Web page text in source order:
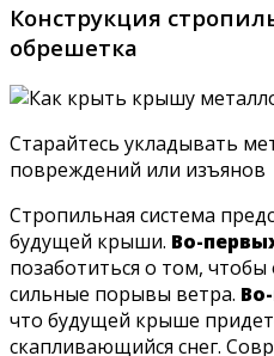
Конструкция
обрешетка
Старайтесь укладывать
повреждений или изъянов
Стропильная система
будущей крыши. Во-
позаботиться о том,
сильные порывы ветра.
что будущей крыше
скапливающийся снег.